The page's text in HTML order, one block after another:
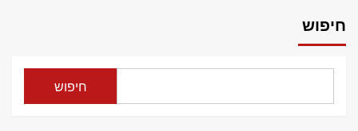
חיפוש
חיפוש